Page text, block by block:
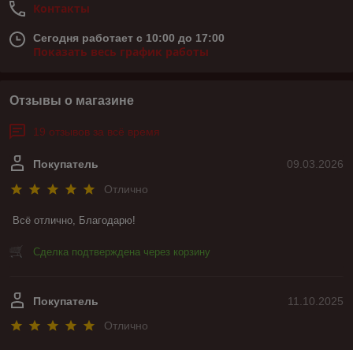
Контакты
Сегодня работает с 10:00 до 17:00
Показать весь график работы
Отзывы о магазине
19 отзывов за всё время
09.03.2026
Покупатель
Отлично
Всё отлично, Благодарю!
Сделка подтверждена через корзину
11.10.2025
Покупатель
Отлично